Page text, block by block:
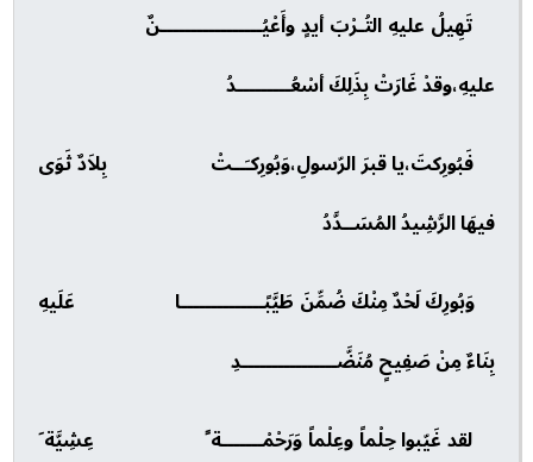
تَهِيلُ عليهِ التُـرْبَ أيدٍ وأَعْيُـــــــــــــــــنٌ
عليهِ،وقدْ غَارَتْ بِذَلِكَ أسْعُـــــــــدُ
فَبُورِكتَ،يا قبرَ الرّسولِ،وَبُورِكـَــتْ بِلاَدٌ ثَوَى
فيهَا الرَّشِيدُ المُسَــدَّدُ
وَبُورِكَ لَحْدٌ مِنْكَ ضُمِّنَ طَيَّبًــــــــــــــا عَلَيهِ
بِنَاءٌ مِنْ صَفِيحٍ مُنَضَّــــــــــــــــدِ
لقد غَيّبوا حِلْماً وعِلْماً وَرَحْمْـــــــة ً عِشِيَّة َ